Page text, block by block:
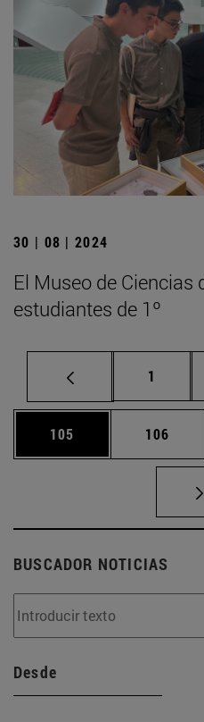
30 | 08 | 2024
El Museo de Ciencias
estudiantes de 1º
Página
1
Página
105 Página
106
BUSCADOR NOTICIAS
Desde